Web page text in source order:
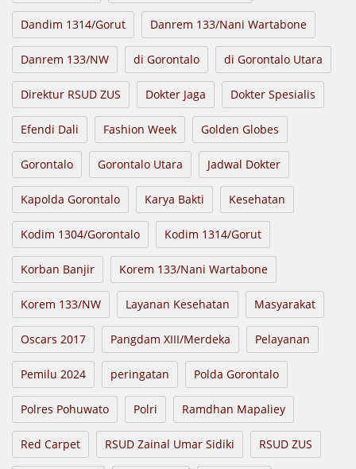
Dandim 1314/Gorut Danrem 133/Nani Wartabone
Danrem 133/NW di Gorontalo di Gorontalo Utara
Direktur RSUD ZUS Dokter Jaga Dokter Spesialis
Efendi Dali Fashion Week Golden Globes
Gorontalo Gorontalo Utara Jadwal Dokter
Kapolda Gorontalo Karya Bakti Kesehatan
Kodim 1304/Gorontalo Kodim 1314/Gorut
Korban Banjir Korem 133/Nani Wartabone
Korem 133/NW Layanan Kesehatan Masyarakat
Oscars 2017 Pangdam XIII/Merdeka Pelayanan
Pemilu 2024 peringatan Polda Gorontalo
Polres Pohuwato Polri Ramdhan Mapaliey
Red Carpet RSUD Zainal Umar Sidiki RSUD ZUS